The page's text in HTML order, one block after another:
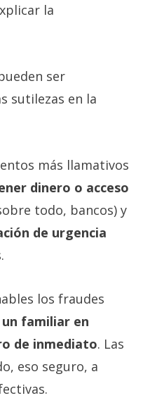
la
ser
sutilezas en la
más llamativos
dinero o acceso
todo, bancos) y
de urgencia
los fraudes
familiar en
de inmediato. Las
eso seguro, a